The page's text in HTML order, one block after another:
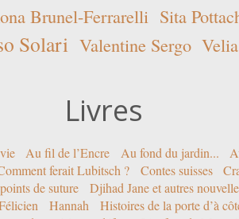
Brunel-Ferrarelli Sita
Solari Valentine Sergo
Livres
Au fil de l’Encre Au fond du jardin...
ferait Lubitsch ? Contes suisses
de suture Djihad Jane et autres
Hannah Histoires de la porte d’à